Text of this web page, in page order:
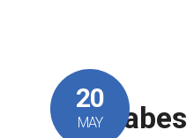
20
MAY